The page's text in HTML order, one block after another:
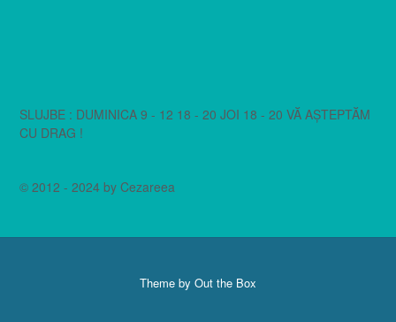
SLUJBE : DUMINICA 9 - 12 18 - 20 JOI 18 - 20 VĂ AȘTEPTĂM
CU DRAG !
© 2012 - 2024 by Cezareea
Theme by Out the Box